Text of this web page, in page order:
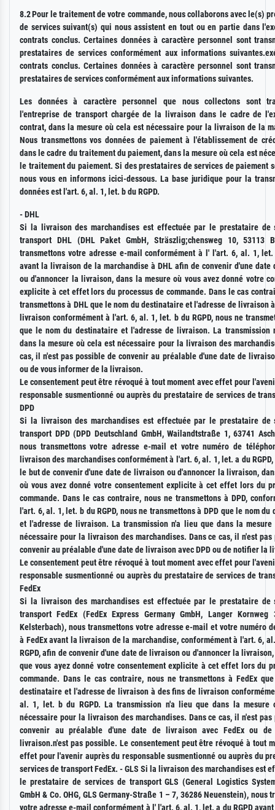
8.2Pour le traitement de votre commande, nous collaborons avec le(s)
de services suivant(s) qui nous assistent en tout ou en partie dans
contrats conclus. Certaines données à caractère personnel sont
prestataires de services conformément aux informations
contrats conclus. Certaines données à caractère personnel sont
prestataires de services conformément aux informations suivantes.
Les données à caractère personnel que nous collectons sont
l'entreprise de transport chargée de la livraison dans le cadre de
contrat, dans la mesure où cela est nécessaire pour la livraison de la
Nous transmettons vos données de paiement à l'établissement de
dans le cadre du traitement du paiement, dans la mesure où cela est
le traitement du paiement. Si des prestataires de services de paiement
nous vous en informons icici-dessous. La base juridique pour la
données est l'art. 6, al. 1, let. b du RGPD.
- DHL
Si la livraison des marchandises est effectuée par le prestataire de
transport DHL (DHL Paket GmbH, Sträszlig;chensweg 10, 53113
transmettons votre adresse e-mail conformément à l' l'art. 6, al. 1, let.
avant la livraison de la marchandise à DHL afin de convenir d'une date
ou d'annoncer la livraison, dans la mesure où vous avez donné votre
explicite à cet effet lors du processus de commande. Dans le cas
transmettons à DHL que le nom du destinataire et l'adresse de livraison
livraison conformément à l'art. 6, al. 1, let. b du RGPD, nous ne
que le nom du destinataire et l'adresse de livraison. La transmission
dans la mesure où cela est nécessaire pour la livraison des
cas, il n'est pas possible de convenir au préalable d'une date de
ou de vous informer de la livraison.
Le consentement peut être révoqué à tout moment avec effet pour
responsable susmentionné ou auprès du prestataire de services de
DPD
Si la livraison des marchandises est effectuée par le prestataire de
transport DPD (DPD Deutschland GmbH, Wailandtstraße 1, 63741
nous transmettons votre adresse e-mail et votre numéro de
livraison des marchandises conformément à l'art. 6, al. 1, let. a du RGPD,
le but de convenir d'une date de livraison ou d'annoncer la livraison,
où vous avez donné votre consentement explicite à cet effet lors du
commande. Dans le cas contraire, nous ne transmettons à DPD,
l'art. 6, al. 1, let. b du RGPD, nous ne transmettons à DPD que le nom
et l'adresse de livraison. La transmission n'a lieu que dans la mesure
nécessaire pour la livraison des marchandises. Dans ce cas, il n'est
convenir au préalable d'une date de livraison avec DPD ou de notifier la
Le consentement peut être révoqué à tout moment avec effet pour
responsable susmentionné ou auprès du prestataire de services de
FedEx
Si la livraison des marchandises est effectuée par le prestataire de
transport FedEx (FedEx Express Germany GmbH, Langer Kornweg
Kelsterbach), nous transmettons votre adresse e-mail et votre numéro
à FedEx avant la livraison de la marchandise, conformément à l'art. 6,
RGPD, afin de convenir d'une date de livraison ou d'annoncer la
que vous ayez donné votre consentement explicite à cet effet lors du
commande. Dans le cas contraire, nous ne transmettons à FedEx
destinataire et l'adresse de livraison à des fins de livraison
al. 1, let. b du RGPD. La transmission n'a lieu que dans la mesure
nécessaire pour la livraison des marchandises. Dans ce cas, il n'est
convenir au préalable d'une date de livraison avec FedEx ou
livraison.n'est pas possible. Le consentement peut être révoqué à tout
effet pour l'avenir auprès du responsable susmentionné ou auprès du
services de transport FedEx. - GLS Si la livraison des marchandises est
le prestataire de services de transport GLS (General Logistics
GmbH & Co. OHG, GLS Germany-Straße 1 – 7, 36286 Neuenstein), nous
votre adresse e-mail conformément à l' l'art. 6, al. 1, let. a du RGPD